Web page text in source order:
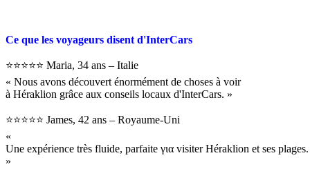
Ce que les voyageurs disent d'InterCars
⭐⭐⭐⭐⭐ Maria, 34 ans – Italie
« Nous avons découvert énormément de choses à voir
à Héraklion grâce aux conseils locaux d'InterCars. »
⭐⭐⭐⭐⭐ James, 42 ans – Royaume-Uni
«
Une expérience très fluide, parfaite για visiter Héraklion et ses plages.
»